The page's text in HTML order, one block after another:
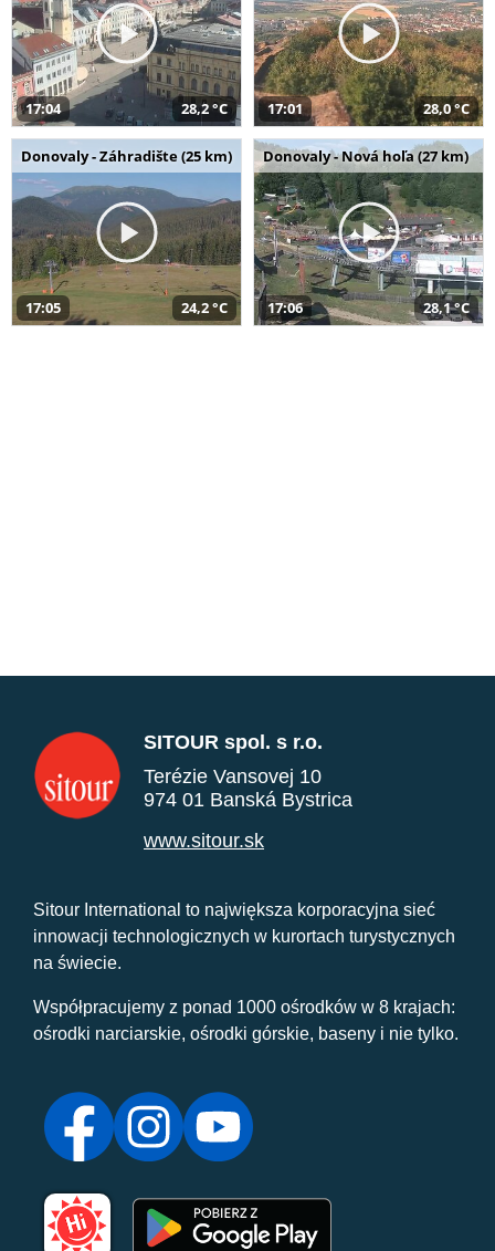
17:04 28,2 °C 17:01 28,0 °C
Donovaly - Záhradište (25 km)
17:05 24,2 °C
Donovaly - Nová hoľa (27 km)
17:06 28,1 °C
SITOUR spol. s r.o.
Terézie Vansovej 10
974 01 Banská Bystrica
www.sitour.sk
Sitour International to największa korporacyjna sieć
innowacji technologicznych w kurortach turystycznych
na świecie.
Współpracujemy z ponad 1000 ośrodków w 8 krajach:
ośrodki narciarskie, ośrodki górskie, baseny i nie tylko.